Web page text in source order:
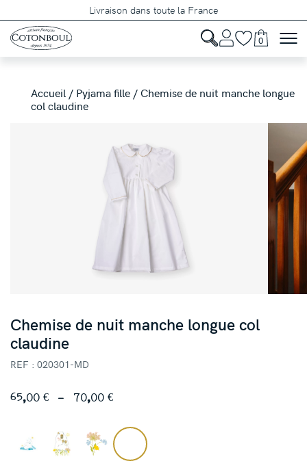
Livraison dans toute la France
0
Accueil / Pyjama fille / Chemise de nuit manche longue
col claudine
Chemise de nuit manche longue col
claudine
REF : 020301-MD
65,00 € – 70,00 €Plage
65,00 €
à
70,00 €